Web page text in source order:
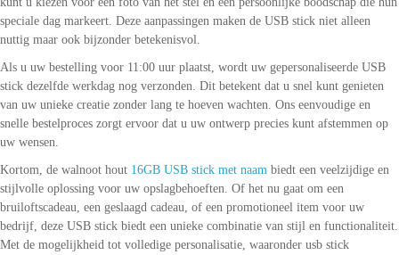
speciale dag markeert. Deze aanpassingen maken de USB stick niet alleen
nuttig maar ook bijzonder betekenisvol.
Als u uw bestelling voor 11:00 uur plaatst, wordt uw gepersonaliseerde USB
stick dezelfde werkdag nog verzonden. Dit betekent dat u snel kunt genieten
van uw unieke creatie zonder lang te hoeven wachten. Ons eenvoudige en
snelle bestelproces zorgt ervoor dat u uw ontwerp precies kunt afstemmen op
uw wensen.
Kortom, de walnoot hout 16GB USB stick met naam biedt een veelzijdige en
stijlvolle oplossing voor uw opslagbehoeften. Of het nu gaat om een
bruiloftscadeau, een geslaagd cadeau, of een promotioneel item voor uw
bedrijf, deze USB stick biedt een unieke combinatie van stijl en functionaliteit.
Met de mogelijkheid tot volledige personalisatie, waaronder usb stick